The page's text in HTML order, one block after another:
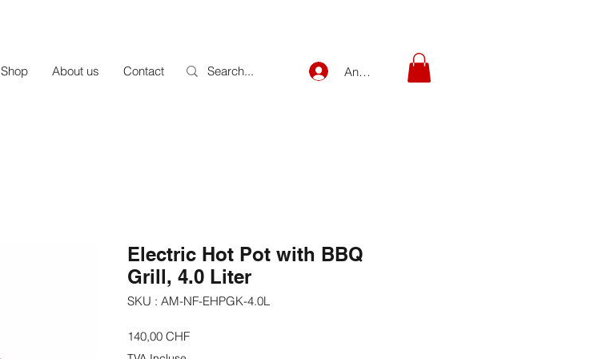
Shop About us Contact Anmelden
Electric Hot Pot with BBQ
Grill, 4.0 Liter
SKU : AM-NF-EHPGK-4.0L
140,00 CHFPrix